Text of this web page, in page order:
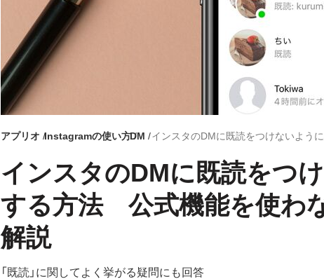
アプリオ Instagramの使い方DM
インスタのDMに既読をつ
する方法 公式機能を使わ
解説
「既読」に関してよく挙がる疑問にも回答